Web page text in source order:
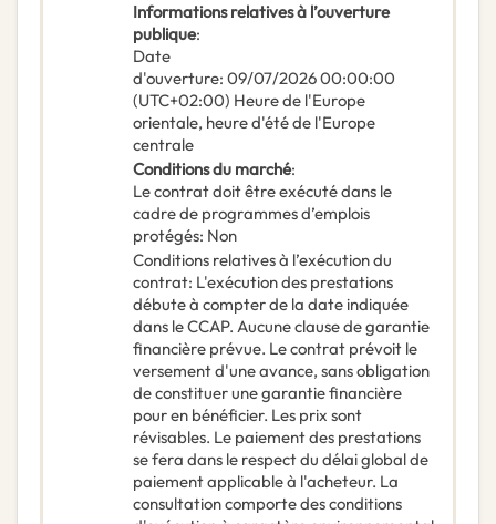
Informations relatives à l’ouverture
publique:
Date
d'ouverture: 09/07/202600:00:00
(UTC+02:00) Heure de l'Europe
orientale, heure d'été de l'Europe
centrale
Conditions du marché:
Le contrat doit être exécuté dans le
cadre de programmes d’emplois
protégés: Non
Conditions relatives à l’exécution du
contrat: L'exécution des prestations
débute à compter de la date indiquée
dans le CCAP. Aucune clause de garantie
financière prévue. Le contrat prévoit le
versement d'une avance, sans obligation
de constituer une garantie financière
pour en bénéficier. Les prix sont
révisables. Le paiement des prestations
se fera dans le respect du délai global de
paiement applicable à l'acheteur. La
consultation comporte des conditions